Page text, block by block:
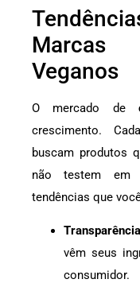
Marcas
Veganos
O mercado de
crescimento.
buscam produtos
não testem em
tendências que
Transparência
vêm seus
consumidor.